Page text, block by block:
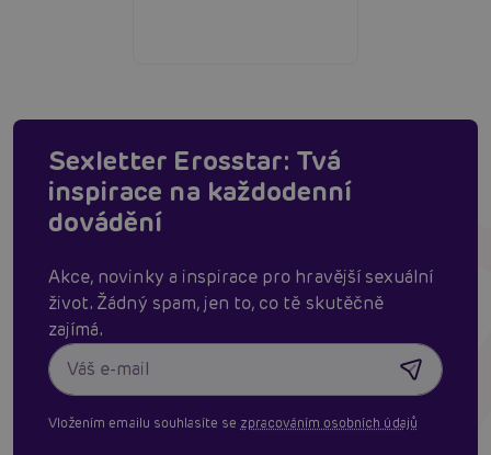
Sexletter Erosstar: Tvá
inspirace na každodenní
dovádění
Akce, novinky a inspirace pro hravější sexuální
život. Žádný spam, jen to, co tě skutěčně
zajímá.
Vložením emailu souhlasíte se zpracováním osobních údajů